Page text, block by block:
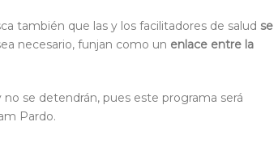
también que las y los facilitadores de salud se
necesario, funjan como un enlace entre la
se detendrán, pues este programa será
Pardo.